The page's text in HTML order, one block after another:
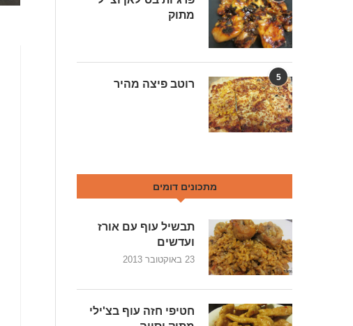
מתוק
5
רוטב פיצה מהיר
מתכונים דומים
תבשיל עוף עם אורז
ועדשים
23 באוקטובר 2013
חטיפי חזה עוף בצ'ילי